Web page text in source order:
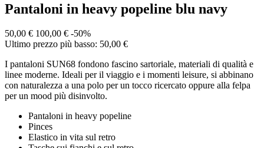
Pantaloni in heavy popeline blu navy
50,00 € 100,00 € -50%
Ultimo prezzo più basso: 50,00 €
I pantaloni SUN68 fondono fascino sartoriale, materiali di qualità e
linee moderne. Ideali per il viaggio e i momenti leisure, si abbinano
con naturalezza a una polo per un tocco ricercato oppure alla felpa
per un mood più disinvolto.
Pantaloni in heavy popeline
Pinces
Elastico in vita sul retro